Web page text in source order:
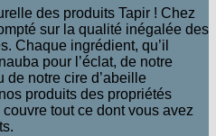
des produits Tapir ! Chez
sur la qualité inégalée des
Chaque ingrédient, qu’il
pour l’éclat, de notre
de notre cire d’abeille
produits des propriétés
tout ce dont vous avez